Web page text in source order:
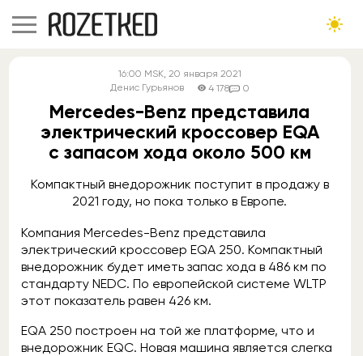
16:00 MSK, 20 января 2021
Денис Гурьянов
4 178 0
Mercedes-Benz представила
электрический кроссовер EQA
с запасом хода около 500 км
Компактный внедорожник поступит в продажу в
2021 году, но пока только в Европе.
Компания Mercedes-Benz представила
электрический кроссовер EQA 250. Компактный
внедорожник будет иметь запас хода в 486 км по
стандарту NEDC. По европейской системе WLTP
этот показатель равен 426 км.
EQA 250 построен на той же платформе, что и
внедорожник EQC. Новая машина является слегка